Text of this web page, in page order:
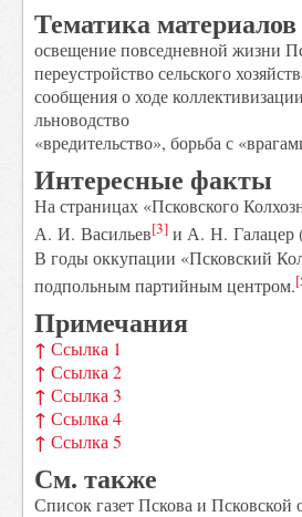
Тематика материалов
освещение повседневной жизни
переустройство сельского
сообщения о ходе коллективизации
льноводство
«вредительство», борьба с
Интересные факты
На страницах «Псковского
А. И. Васильев[3]и А. Н. Галацер
В годы оккупации «Псковский
подпольным партийным центром.
Примечания
↑ Ссылка 1
↑ Ссылка 2
↑ Ссылка 3
↑ Ссылка 4
↑ Ссылка 5
См. также
Список газет Пскова и Псковской